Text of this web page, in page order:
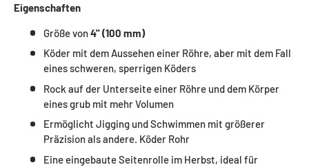
Eigenschaften
Größe von4'' (100 mm)
Köder mit dem Aussehen einer Röhre, aber mit dem Fall
eines schweren, sperrigen Köders
Rock auf der Unterseite einer Röhre und dem Körper
eines grub mit mehr Volumen
Ermöglicht Jigging und Schwimmen mit größerer
Präzision als andere. Köder Rohr
Eine eingebaute Seitenrolle im Herbst, ideal für